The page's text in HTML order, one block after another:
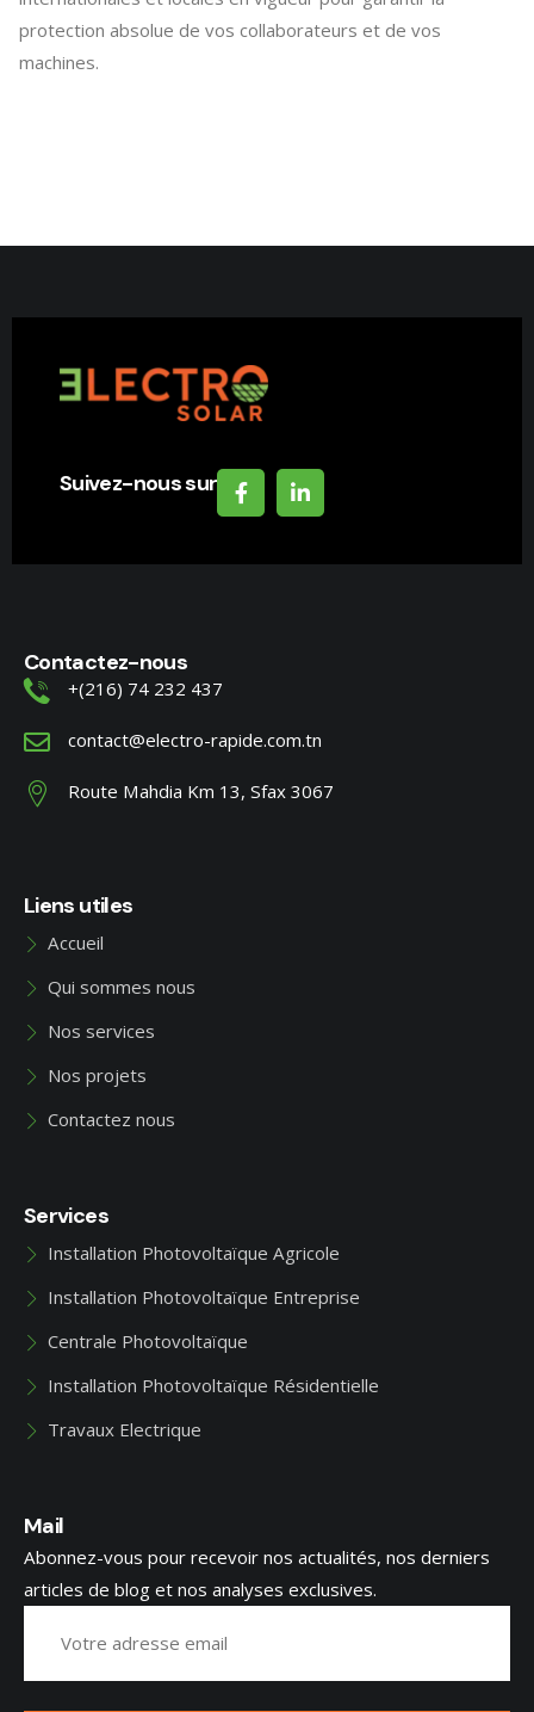
protection absolue de vos collaborateurs et de vos
machines.
Suivez-nous sur
Contactez-nous
+(216) 74 232 437
contact@electro-rapide.com.tn
Route Mahdia Km 13, Sfax 3067
Liens utiles
Accueil
Qui sommes nous
Nos services
Nos projets
Contactez nous
Services
Installation Photovoltaïque Agricole
Installation Photovoltaïque Entreprise
Centrale Photovoltaïque
Installation Photovoltaïque Résidentielle
Travaux Electrique
Mail
Abonnez-vous pour recevoir nos actualités, nos derniers
articles de blog et nos analyses exclusives.